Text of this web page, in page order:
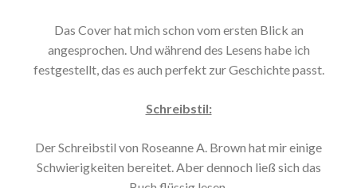
Das Cover hat mich schon vom ersten Blick an
angesprochen. Und während des Lesens habe ich
festgestellt, das es auch perfekt zur Geschichte passt.
Schreibstil:
Der Schreibstil von Roseanne A. Brown hat mir einige
Schwierigkeiten bereitet. Aber dennoch ließ sich das